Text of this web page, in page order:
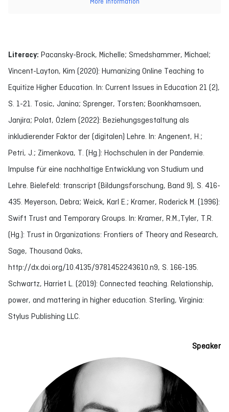
Literacy: Pacansky-Brock, Michelle; Smedshammer, Michael;
Vincent-Layton, Kim (2020): Humanizing Online Teaching to
Equitize Higher Education. In: Current Issues in Education 21 (2),
S. 1-21. Tosic, Janina; Sprenger, Torsten; Boonkhamsaen,
Janjira; Polat, Özlem (2022): Beziehungsgestaltung als
inkludierender Faktor der (digitalen) Lehre. In: Angenent, H.;
Petri, J.; Zimenkova, T. (Hg.): Hochschulen in der Pandemie.
Impulse für eine nachhaltige Entwicklung von Studium und
Lehre. Bielefeld: transcript (Bildungsforschung, Band 9), S. 416-
435. Meyerson, Debra; Weick, Karl E.; Kramer, Roderick M. (1996):
Swift Trust and Temporary Groups. In: Kramer, R.M.,Tyler, T.R.
(Hg.): Trust in Organizations: Frontiers of Theory and Research,
Sage, Thousand Oaks,
http://dx.doi.org/10.4135/9781452243610.n9, S. 166-195.
Schwartz, Harriet L. (2019): Connected teaching. Relationship,
power, and mattering in higher education. Sterling, Virginia:
Stylus Publishing LLC.
Speaker